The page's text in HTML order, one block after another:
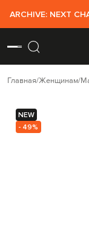
ARCHIVE: NEXT
Главная Женщинам
NEW
- 49%